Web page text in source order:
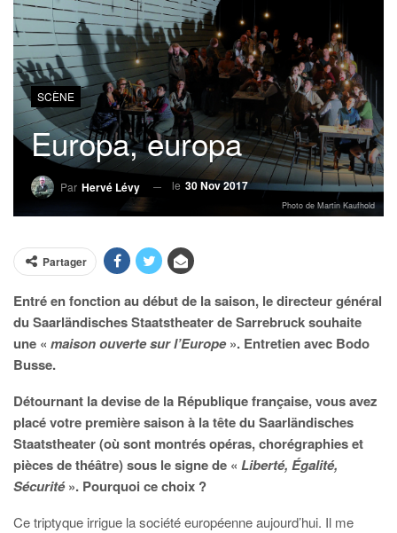
SCÈNE
Europa, europa
Par Hervé Lévy le 30 Nov 2017
Photo de Martin Kaufhold
Partager
Entré en fonction au début de la saison, le directeur général
du Saarländisches Staatstheater de Sarrebruck souhaite
une « maison ouverte sur l’Europe». Entretien avec Bodo
Busse.
Détournant la devise de la République française, vous avez
placé votre première saison à la tête du Saarländisches
Staatstheater (où sont montrés opéras, chorégraphies et
pièces de théâtre) sous le signe de « Liberté, Égalité,
Sécurité». Pourquoi ce choix ?
Ce triptyque irrigue la société européenne aujourd’hui. Il me